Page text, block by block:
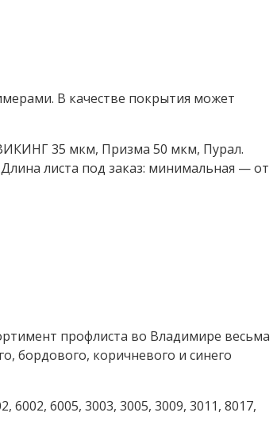
В качестве покрытия может
35 мкм, Призма 50 мкм, Пурал.
листа под заказ: минимальная — от
профлиста во Владимире весьма
бордового, коричневого и синего
6002, 6005, 3003, 3005, 3009, 3011, 8017,